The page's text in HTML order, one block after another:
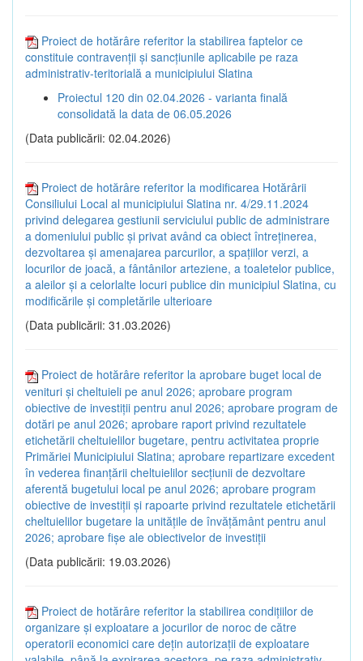
Proiect de hotărâre referitor la stabilirea faptelor ce
constituie contravenții și sancțiunile aplicabile pe raza
administrativ-teritorială a municipiului Slatina
Proiectul 120 din 02.04.2026 - varianta finală
consolidată la data de 06.05.2026
(Data publicării: 02.04.2026)
Proiect de hotărâre referitor la modificarea Hotărârii
Consiliului Local al municipiului Slatina nr. 4/29.11.2024
privind delegarea gestiunii serviciului public de administrare
a domeniului public și privat având ca obiect întreținerea,
dezvoltarea și amenajarea parcurilor, a spațiilor verzi, a
locurilor de joacă, a fântânilor arteziene, a toaletelor publice,
a aleilor și a celorlalte locuri publice din municipiul Slatina, cu
modificările și completările ulterioare
(Data publicării: 31.03.2026)
Proiect de hotărâre referitor la aprobare buget local de
venituri și cheltuieli pe anul 2026; aprobare program
obiective de investiții pentru anul 2026; aprobare program de
dotări pe anul 2026; aprobare raport privind rezultatele
etichetării cheltuielilor bugetare, pentru activitatea proprie
Primăriei Municipiului Slatina; aprobare repartizare excedent
în vederea finanțării cheltuielilor secțiunii de dezvoltare
aferentă bugetului local pe anul 2026; aprobare program
obiective de investiții și rapoarte privind rezultatele etichetării
cheltuielilor bugetare la unitățile de învățământ pentru anul
2026; aprobare fișe ale obiectivelor de investiții
(Data publicării: 19.03.2026)
Proiect de hotărâre referitor la stabilirea condițiilor de
organizare și exploatare a jocurilor de noroc de către
operatorii economici care dețin autorizații de exploatare